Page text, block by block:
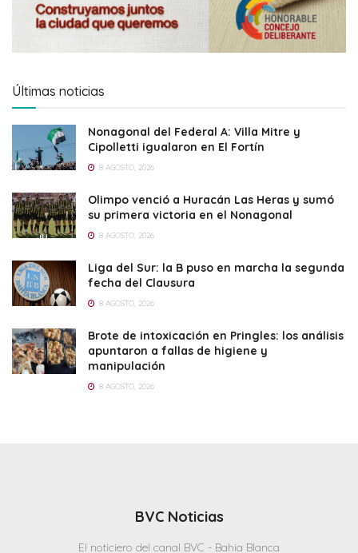
Últimas noticias
Nonagonal del Federal A: Villa Mitre y
Cipolletti igualaron en El Fortín
8 AGOSTO, 2026
Olimpo venció a Huracán Las Heras y sumó
su primera victoria en el Nonagonal
8 AGOSTO, 2026
Liga del Sur: la B puso en marcha la segunda
fecha del Clausura
8 AGOSTO, 2026
Brote de intoxicación en Pringles: los análisis
apuntaron a fallas de higiene y
manipulación
8 AGOSTO, 2026
BVC Noticias
El noticiero del canal BVC - Bahia Blanca